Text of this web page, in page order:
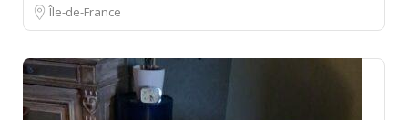
Île-de-France